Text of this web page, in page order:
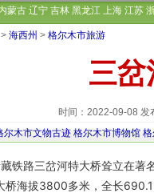
蒙古 辽宁 吉林 黑龙江 上海 江苏
> 海西州 > 格尔木市旅游
三岔
时间：2022-09-08 发
尔木市文物古迹 格尔木市博物馆
路三岔河特大桥耸立在著
桥海拔3800多米，全长